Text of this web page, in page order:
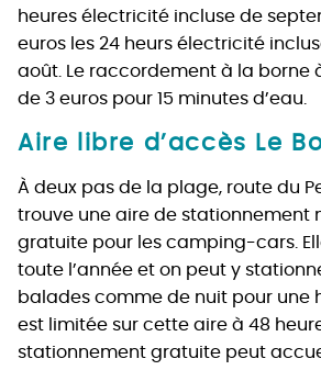
heures électricité incluse de
euros les 24 heurs électricité
août. Le raccordement à la borne
de 3 euros pour 15 minutes d’eau.
Aire libre d’accès Le
À deux pas de la plage, route du
trouve une aire de stationnement
gratuite pour les camping-cars.
toute l’année et on peut y
balades comme de nuit pour une
est limitée sur cette aire à 48
stationnement gratuite peut